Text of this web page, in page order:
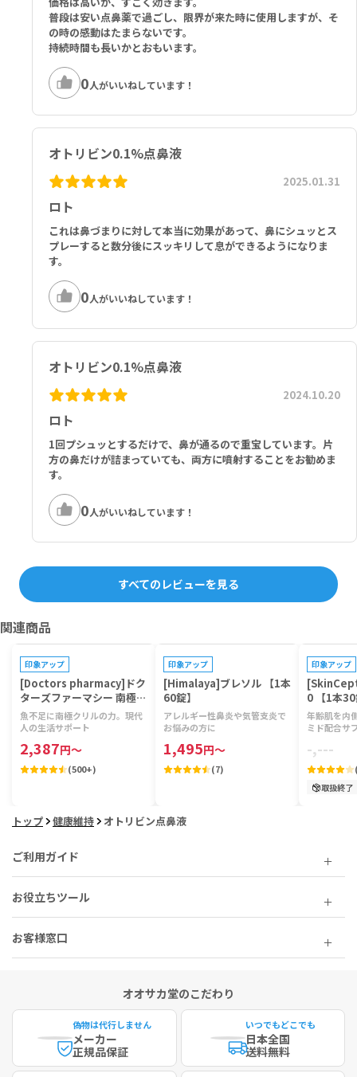
普段は安い点鼻薬で過ごし、限界が来た時に使用しますが、そ
の時の感動はたまらないです。
持続時間も長いかとおもいます。
0人がいいねしています！
オトリビン0.1%点鼻液
ロト
2025.01.31
これは鼻づまりに対して本当に効果があって、鼻にシュッとス
プレーすると数分後にスッキリして息ができるようになりま
す。
0人がいいねしています！
オトリビン0.1%点鼻液
ロト
2024.10.20
1回プシュッとするだけで、鼻が通るので重宝しています。片
方の鼻だけが詰まっていても、両方に噴射することをお勧めま
す。
0人がいいねしています！
すべてのレビューを見る
関連商品
印象アップ
[Doctors pharmacy]ドク
ターズファーマシー 南極ク
リルビタミン 【1袋120
粒】
魚不足に南極クリルの力。現代
人の生活サポート
2,387円～
(500+)
印象アップ
[Himalaya]ブレソル 【1本
60錠】
アレルギー性鼻炎や気管支炎で
お悩みの方に
1,495円～
(7)
印象アップ
0 【1本
年齢肌を内
ミド配合サ
-,---
取扱終了
トップ 健康維持 オトリビン点鼻液
ご利用ガイド
お役立ちツール
お客様窓口
オオサカ堂のこだわり
偽物は代行しません
メーカー
正規品保証
いつでもどこでも
日本全国
送料無料